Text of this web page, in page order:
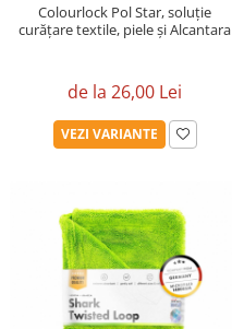
Colourlock Pol Star, soluție
curățare textile, piele și Alcantara
de la 26,00 Lei
VEZI VARIANTE